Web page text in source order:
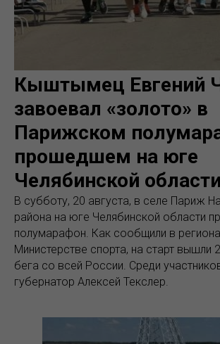
Кыштымец Евгений
завоевал «золото» в
Парижском
прошедшем на юге
Челябинской области
В субботу, 20 августа, в селе Париж
района на юге Челябинской области
полумарафон. Как сообщили в
Министерстве спорта, на старт вышли
бега со всей России. Среди
губернатор Алексей Текслер.